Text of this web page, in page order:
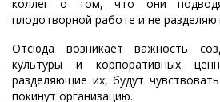
коллег о том, что они
плодотворной работе и не
Отсюда возникает важность
культуры и корпоративных
разделяющие их, будут
покинут организацию.